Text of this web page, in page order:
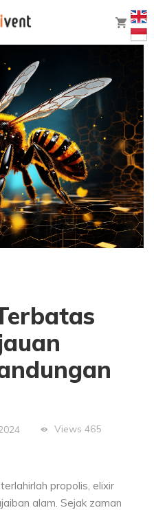
0
Views 465
propolis, elixir
alam. Sejak zaman